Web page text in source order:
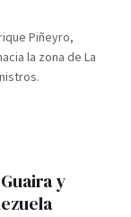
Piñeyro,
la zona de La
y